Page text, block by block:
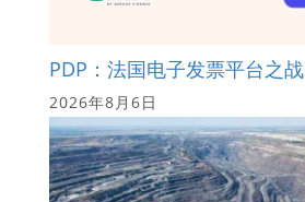
PDP：法国电子发票平台之战
2026年8月6日